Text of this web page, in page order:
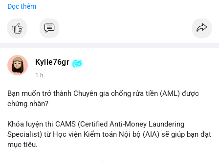
#vlikevn #titanbot
Đọc thêm
Kylie76gr
1 h
Bạn muốn trở thành Chuyên gia chống rửa tiền (AML) được
chứng nhận?
Khóa luyện thi CAMS (Certified Anti-Money Laundering
Specialist) từ Học viện Kiểm toán Nội bộ (AIA) sẽ giúp bạn đạt
mục tiêu.